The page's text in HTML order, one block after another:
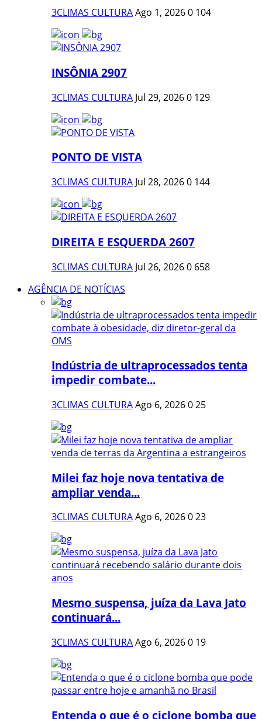
3CLIMAS CULTURAAgo 1, 20260 104
INSÔNIA 2907
3CLIMAS CULTURA Jul 29, 20260 129
PONTO DE VISTA
3CLIMAS CULTURA Jul 28, 20260 144
DIREITA E ESQUERDA 2607
3CLIMAS CULTURA Jul 26, 20260 658
AGÊNCIA DE NOTÍCIAS
Indústria de ultraprocessados tenta
impedir combate...
3CLIMAS CULTURAAgo 6, 2026025
Milei faz hoje nova tentativa de
ampliar venda...
3CLIMAS CULTURAAgo 6, 2026023
Mesmo suspensa, juíza da Lava Jato
continuará...
3CLIMAS CULTURAAgo 6, 20260 19
Entenda o que é o ciclone bomba que